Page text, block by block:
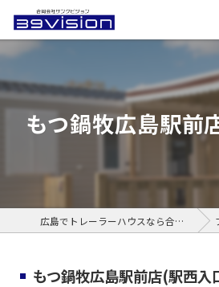
もつ鍋牧広島駅前
広島でトレーラーハウスなら合同会社サンクビジョン
もつ鍋牧広島駅前店(駅西入